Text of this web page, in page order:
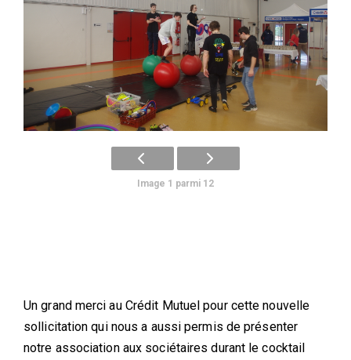
Image 1 parmi 12
Un grand merci au Crédit Mutuel pour cette nouvelle
sollicitation qui nous a aussi permis de présenter
notre association aux sociétaires durant le cocktail